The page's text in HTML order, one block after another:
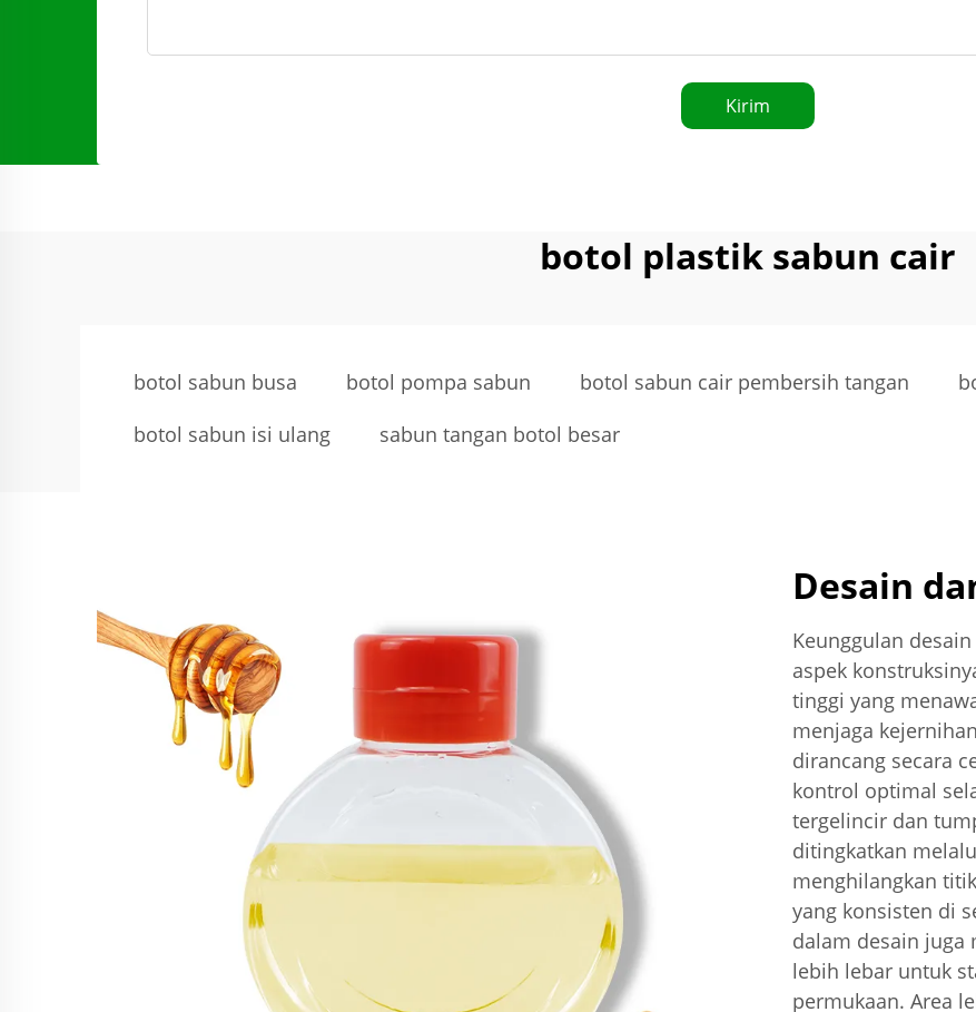
Kirim
botol plastik sabun cair
botol sabun busa botol pompa sabun botol sabun cair pembersih tangan
botol sabun isi ulang
sabun tangan botol besar
Desain
Keunggulan
aspek
tinggi yang
menjaga
dirancang secara
kontrol optimal
tergelincir dan
ditingkatkan
menghilangkan
yang konsisten di
dalam desain juga
lebih lebar untuk
permukaan. Area